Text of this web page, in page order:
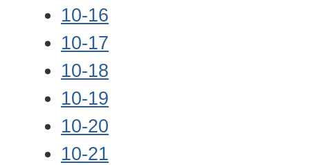
10-16
10-17
10-18
10-19
10-20
10-21